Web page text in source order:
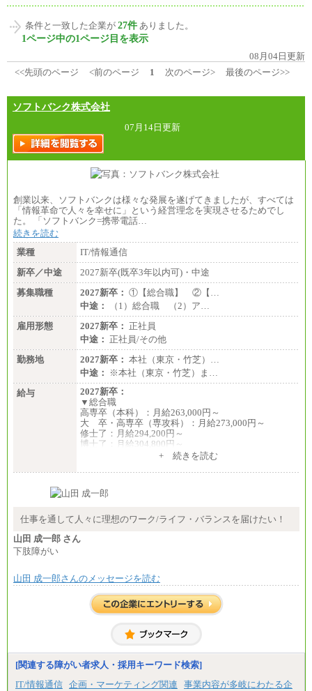
条件と一致した企業が 27件 ありました。
1ページ中の1ページ目を表示
08月04日更新
<<先頭のページ
<前のページ 1 次のページ> 最後のページ>>
ソフトバンク株式会社
07月14日更新
創業以来、ソフトバンクは様々な発展を遂げてきましたが、すべては
「情報革命で人々を幸せに」という経営理念を実現させるためでし
た。 「ソフトバンク=携帯電話…
続きを読む
業種
IT/情報通信
新卒／中途
2027新卒(既卒3年以内可)・中途
募集職種
2027新卒： ①【総合職】 ②【…
中途：
（1）総合職 （2）ア…
雇用形態
2027新卒： 正社員
中途： 正社員/その他
勤務地
2027新卒： 本社（東京・竹芝）…
中途：
※本社（東京・竹芝）ま…
給与
2027新卒：
▼総合職
高専卒（本科）：月給263,000円～
大 卒・高専卒（専攻科）：月給273,000円～
修士了：月給294,200円～
博士了：月給304,800円～
で、それらを入社後の実業務において発揮できると
することがあります
▼アソシエイト職
※試用期間中も給与に変更はございません
基本月給／20万5000円以上(正社員・準社員）
いたします
※自己成長支援金(10,000円）を含む
※別途、Workstyle支援金(月額4,000円）
+ 続きを読む
仕事を通して人々に理想のワーク/ライフ・バランスを届けたい！
山田 成一郎 さん
下肢障がい
山田 成一郎さんのメッセージを読む
[関連する障がい者求人・採用キーワード検索]
IT/情報通信 企画・マーケティング関連
事業内容が多岐にわたる企